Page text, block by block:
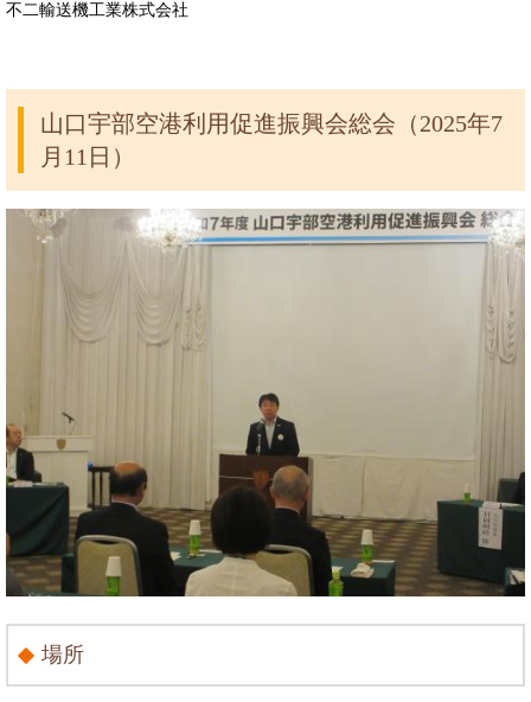
不二輸送機工業株式会社
山口宇部空港利用促進振興会総会（2025年7
月11日）
場所